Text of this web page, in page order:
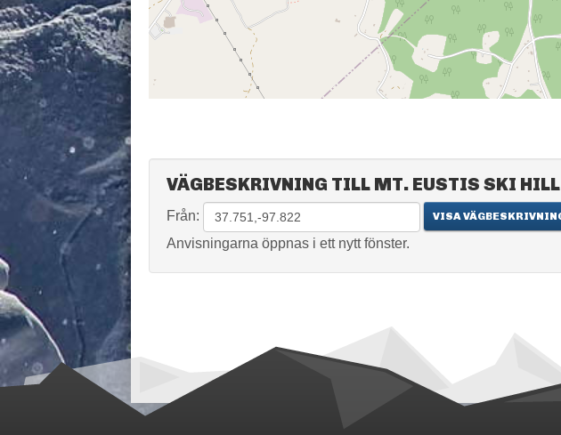
VÄGBESKRIVNING TILL MT. EUSTIS SKI HILL
Från:
Anvisningarna öppnas i ett nytt fönster.